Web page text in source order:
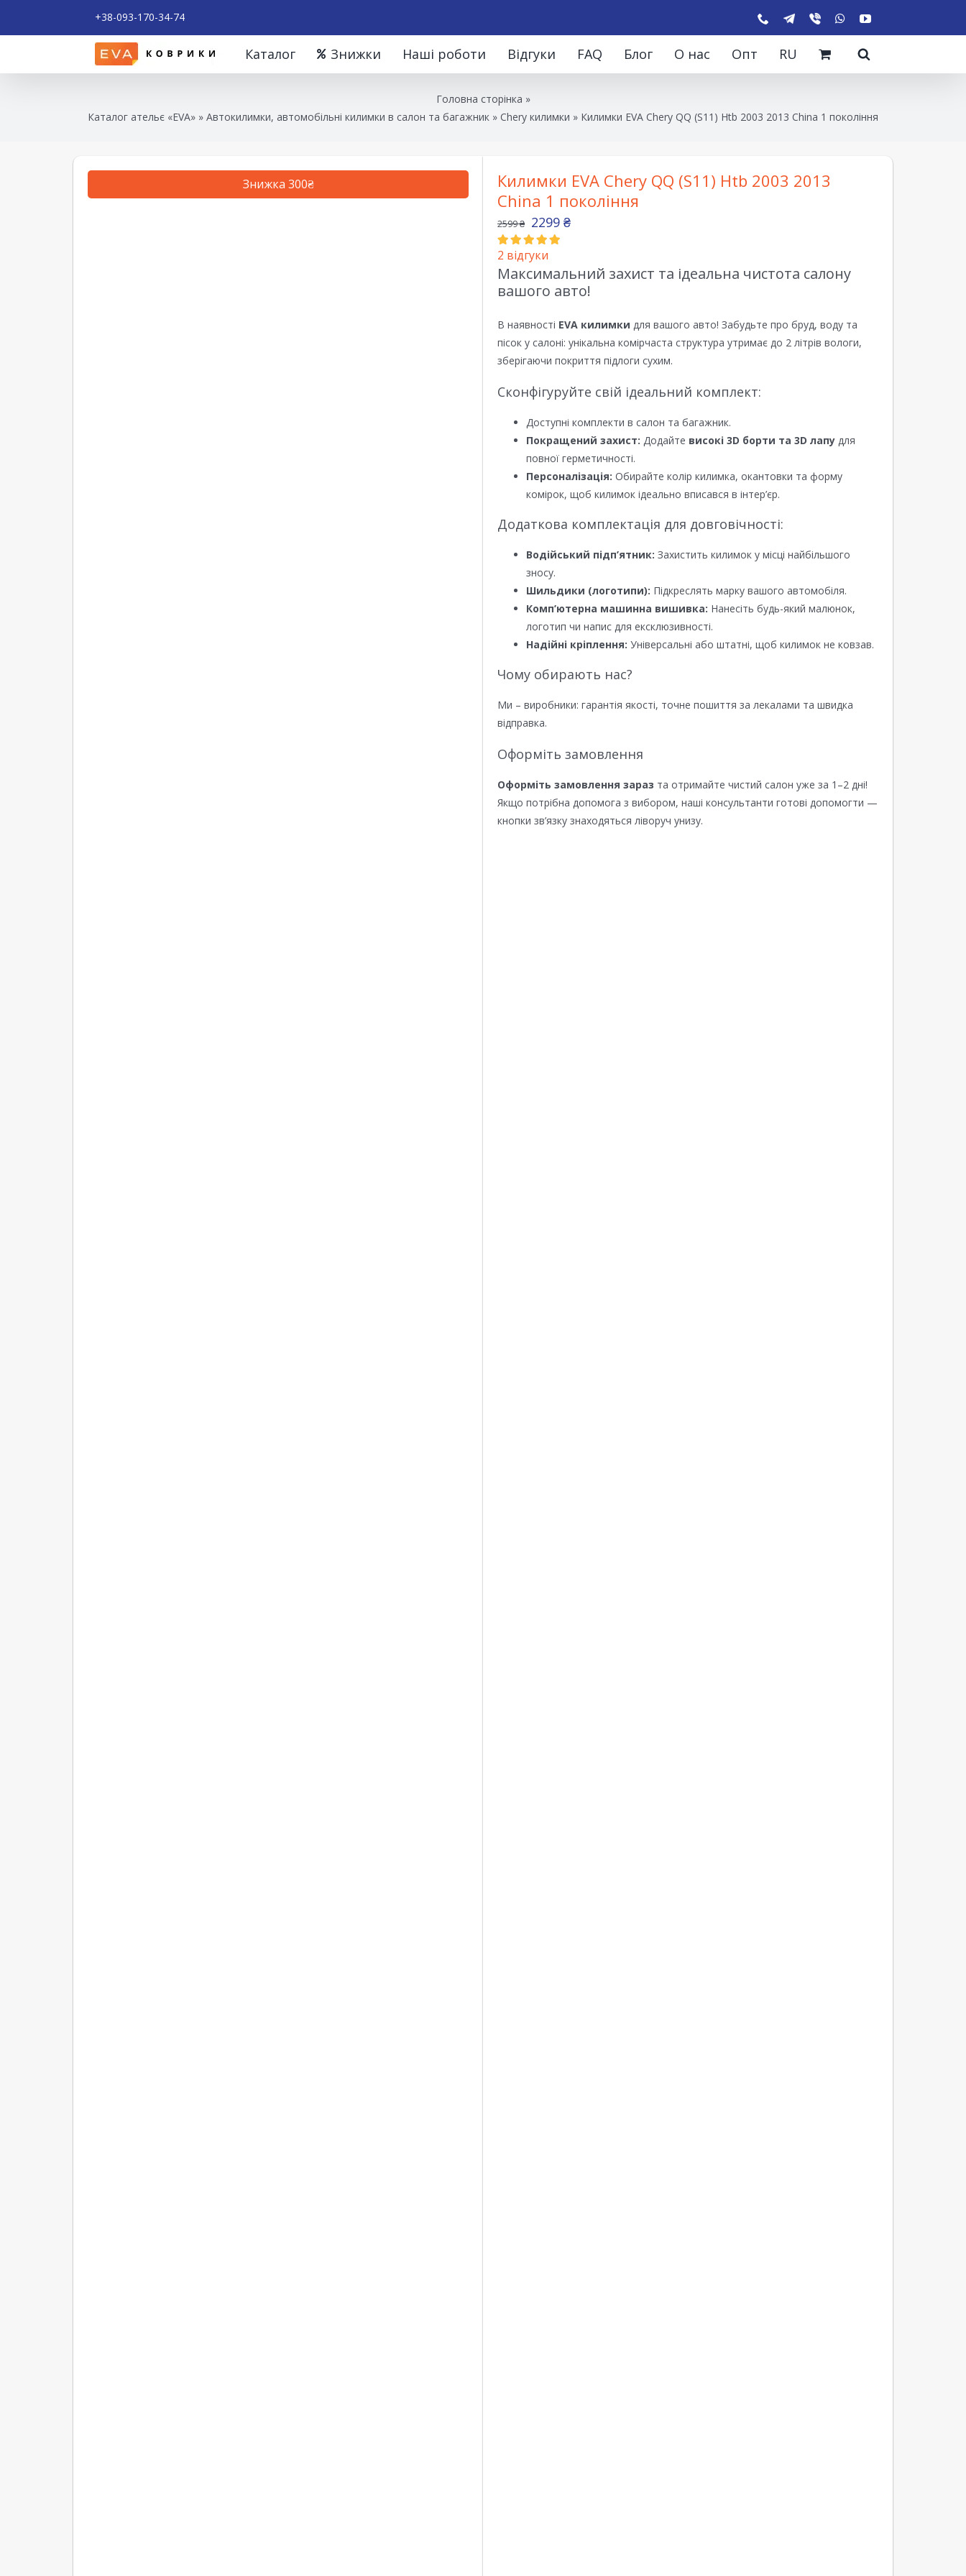
+38-093-170-34-74
Каталог Знижки Наші роботи Відгуки FAQ Блог О нас Опт RU
Головна сторінка »
Каталог ательє «EVA» » Автокилимки, автомобільні килимки в салон та багажник » Chery килимки » Килимки EVA Chery QQ (S11) Htb 2003 2013 China 1 покоління
Знижка 300₴
Килимки EVA Chery QQ (S11) Htb 2003 2013
China 1 покоління
2599₴ 2299 ₴
2 відгуки
Максимальний захист та ідеальна чистота салону
вашого авто!
В наявності EVA килимки для вашого авто! Забудьте про бруд, воду та
пісок у салоні: унікальна комірчаста структура утримає до 2 літрів вологи,
зберігаючи покриття підлоги сухим.
Сконфігуруйте свій ідеальний комплект:
Доступні комплекти в салон та багажник.
Покращений захист: Додайте високі 3D борти та 3D лапу для
повної герметичності.
Персоналізація: Обирайте колір килимка, окантовки та форму
комірок, щоб килимок ідеально вписався в інтер’єр.
Додаткова комплектація для довговічності:
Водійський підп’ятник: Захистить килимок у місці найбільшого
зносу.
Шильдики (логотипи): Підкреслять марку вашого автомобіля.
Комп’ютерна машинна вишивка: Нанесіть будь-який малюнок,
логотип чи напис для ексклюзивності.
Надійні кріплення: Універсальні або штатні, щоб килимок не ковзав.
Чому обирають нас?
Ми – виробники: гарантія якості, точне пошиття за лекалами та швидка
відправка.
Оформіть замовлення
Оформіть замовлення зараз та отримайте чистий салон уже за 1–2 дні!
Якщо потрібна допомога з вибором, наші консультанти готові допомогти —
кнопки зв’язку знаходяться ліворуч унизу.